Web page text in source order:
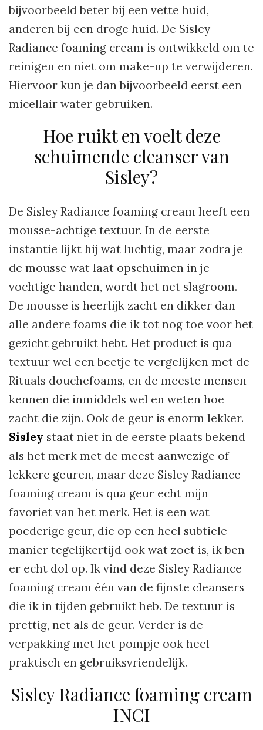
bijvoorbeeld beter bij een vette huid,
anderen bij een droge huid. De Sisley
Radiance foaming cream is ontwikkeld om te
reinigen en niet om make-up te verwijderen.
Hiervoor kun je dan bijvoorbeeld eerst een
micellair water gebruiken.
Hoe ruikt en voelt deze
schuimende cleanser van
Sisley?
De Sisley Radiance foaming cream heeft een
mousse-achtige textuur. In de eerste
instantie lijkt hij wat luchtig, maar zodra je
de mousse wat laat opschuimen in je
vochtige handen, wordt het net slagroom.
De mousse is heerlijk zacht en dikker dan
alle andere foams die ik tot nog toe voor het
gezicht gebruikt hebt. Het product is qua
textuur wel een beetje te vergelijken met de
Rituals douchefoams, en de meeste mensen
kennen die inmiddels wel en weten hoe
zacht die zijn. Ook de geur is enorm lekker.
Sisley staat niet in de eerste plaats bekend
als het merk met de meest aanwezige of
lekkere geuren, maar deze Sisley Radiance
foaming cream is qua geur echt mijn
favoriet van het merk. Het is een wat
poederige geur, die op een heel subtiele
manier tegelijkertijd ook wat zoet is, ik ben
er echt dol op. Ik vind deze Sisley Radiance
foaming cream één van de fijnste cleansers
die ik in tijden gebruikt heb. De textuur is
prettig, net als de geur. Verder is de
verpakking met het pompje ook heel
praktisch en gebruiksvriendelijk.
Sisley Radiance foaming cream
INCI